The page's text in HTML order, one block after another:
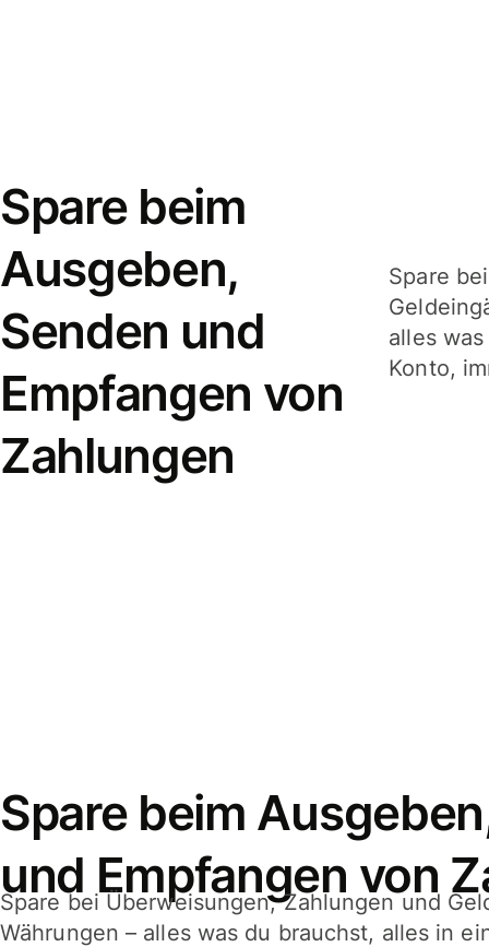
Spare beim
Ausgeben,
Senden und
Empfangen von
Zahlungen
Spare
alles
Konto,
Spare beim
und Empfangen von
Spare bei Überweisungen, Zahlungen und
Währungen – alles was du brauchst, alles in